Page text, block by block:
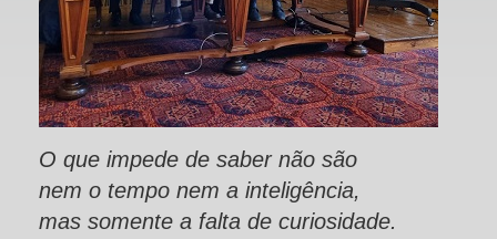
O que impede de saber não são
nem o tempo nem a inteligência,
mas somente a falta de curiosidade.